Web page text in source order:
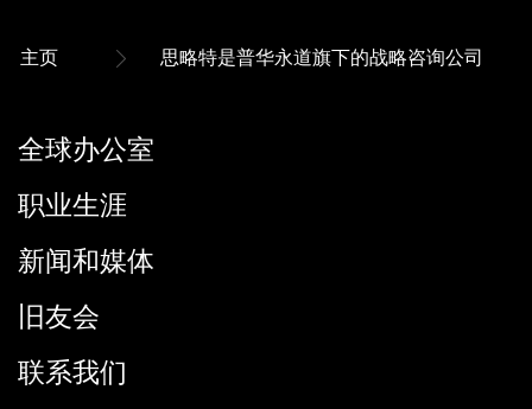
主页 思略特是普华永道旗下的战略咨询公司
全球办公室
职业生涯
新闻和媒体
旧友会
联系我们